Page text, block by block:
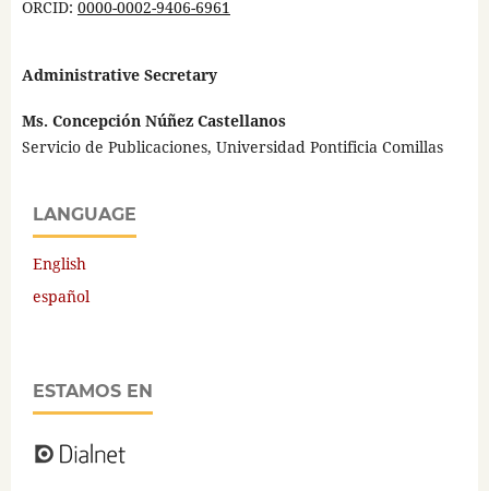
ORCID: 0000-0002-9406-6961
Administrative Secretary
Ms. Concepción Núñez Castellanos
Servicio de Publicaciones, Universidad Pontificia Comillas
LANGUAGE
English
español
ESTAMOS EN